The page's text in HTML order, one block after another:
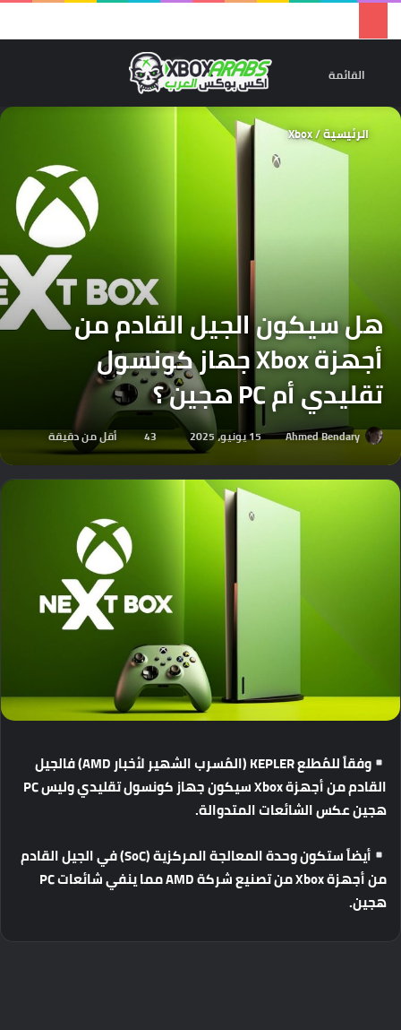
القائمة
الرئيسية/
Xbox
هل سيكون الجيل القادم من
أجهزة Xbox جهاز كونسول
تقليدي أم PC هجين ؟
Ahmed Bendary 15 يونيو، 2025 43 أقل من دقيقة
وفقاًللمُطلعKEPLER ( المُسربالشهيرلأخبار
فالجيل
القادممنأجهزة سيكونجهازكونسولتقليديوليس
هجينعكسالشائعاتالمتدوالة.
أيضاًستكونوحدةالمعالجةالمركزية(SoC) فيالجيلالقادم
منأجهزة منتصنيعشركة مماينفيشائعات
هجين.